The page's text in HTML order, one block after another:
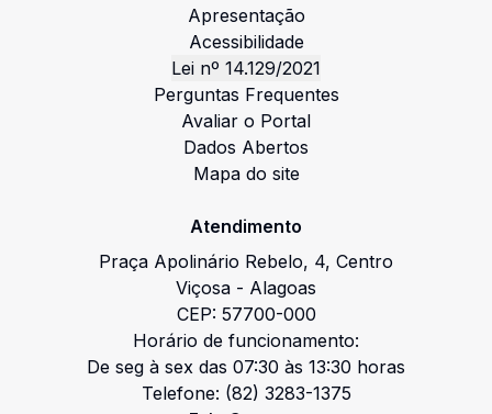
Apresentação
Acessibilidade
Lei nº 14.129/2021
Perguntas Frequentes
Avaliar o Portal
Dados Abertos
Mapa do site
Atendimento
Praça Apolinário Rebelo, 4, Centro
Viçosa - Alagoas
CEP: 57700-000
Horário de funcionamento:
De seg à sex das 07:30 às 13:30 horas
Telefone: (82) 3283-1375